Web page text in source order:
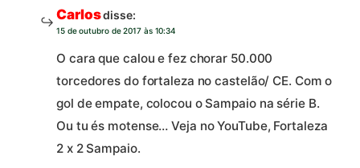
Carlosdisse:
15 de outubro de 2017 às 10:34
O cara que calou e fez chorar 50.000
torcedores do fortaleza no castelão/ CE. Com o
gol de empate, colocou o Sampaio na série B.
Ou tu és motense… Veja no YouTube, Fortaleza
2 x 2 Sampaio.